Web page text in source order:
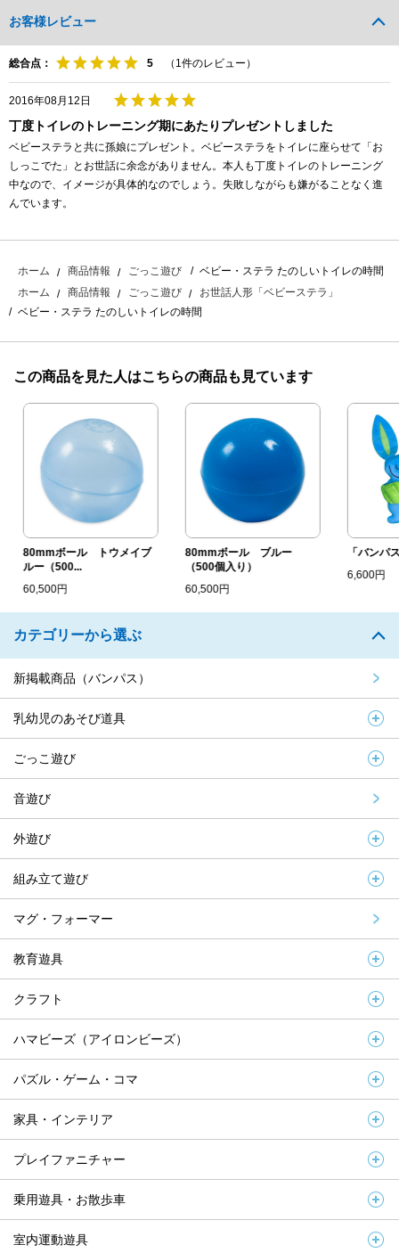
お客様レビュー
総合点： （ 1件のレビュー）
2016年08月12日
丁度トイレのトレーニング期にあたりプレゼントしました
ベビーステラと共に孫娘にプレゼント。ベビーステラをトイレに座らせて「お
しっこでた」とお世話に余念がありません。本人も丁度トイレのトレーニング
中なので、イメージが具体的なのでしょう。失敗しながらも嫌がることなく進
んでいます。
ホーム 商品情報 ごっこ遊び
ベビー・ステラ たのしいトイレの時間
ホーム
商品情報 ごっこ遊び
お世話人形「ベビーステラ」
ベビー・ステラ たのしいトイレの時間
この商品を見た人はこちらの商品も見ています
80mmボール トウメイブ
ルー（500...
60,500円
80mmボール ブルー
（500個入り）
60,500円
「バンパス
6,600円
カテゴリーから選ぶ
新掲載商品（バンパス）
乳幼児のあそび道具
ごっこ遊び
音遊び
外遊び
組み立て遊び
マグ・フォーマー
教育遊具
クラフト
ハマビーズ（アイロンビーズ）
パズル・ゲーム・コマ
家具・インテリア
プレイファニチャー
乗用遊具・お散歩車
室内運動遊具